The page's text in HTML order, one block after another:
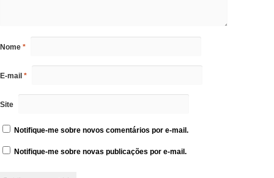
Nome *
E-mail *
Site
Notifique-me sobre novos comentários por e-mail.
Notifique-me sobre novas publicações por e-mail.